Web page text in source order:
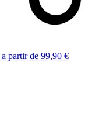
a partir de 99,90 €